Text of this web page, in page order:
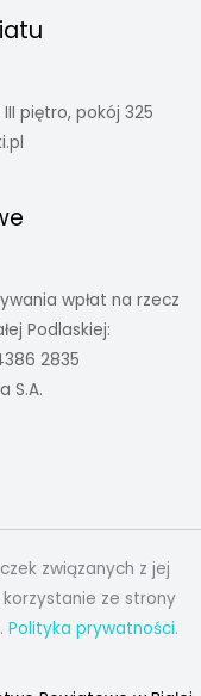
III piętro, pokój 325
wpłat na rzecz
Podlaskiej:
2835
S.A.
związanych z jej
ze strony
Polityka prywatności.